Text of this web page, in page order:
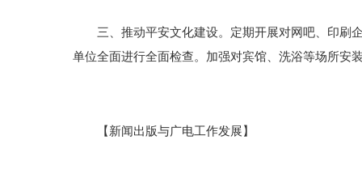
三、推动平安文化建设。定期开展对网吧、印刷企
单位全面进行全面检查。加强对宾馆、洗浴等场所安
【新闻出版与广电工作发展】